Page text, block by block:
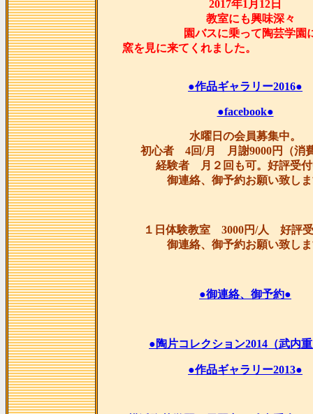
2017年1月12日
教室にも興味深々
園バスに乗って陶芸学園
窯を見に来てくれま
●作品ギャラリー2016●
●facebook●
水曜日の会員募集中。
初心者 4回/月 月謝9000円（消
経験者 月２回も可。好評受
御連絡、御予約お願い致し
１日体験教室 3000円/人 好評
御連絡、御予約お願い致し
●御連絡、御予約●
●陶片コレクション2014（武内
●作品ギャラリー2013●